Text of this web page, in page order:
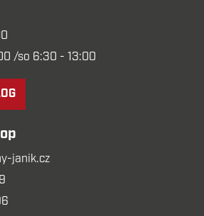
/so 6:30 - 13:00
janik.cz